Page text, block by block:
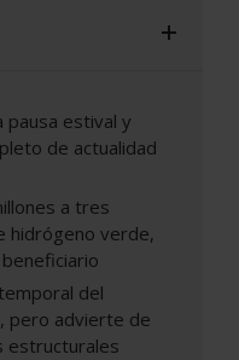
pausa estival y
de actualidad
a tres
hidrógeno verde,
del
pero advierte de
estructurales